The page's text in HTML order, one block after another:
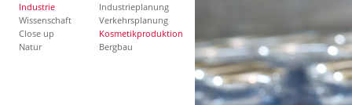
Industrie
Wissenschaft
Close up
Natur
Industrieplanung
Verkehrsplanung
Kosmetikproduktion
Bergbau